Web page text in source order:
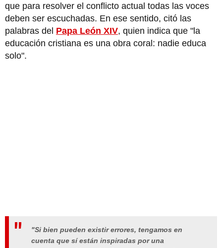
que para resolver el conflicto actual todas las voces
deben ser escuchadas. En ese sentido, citó las
palabras del Papa León XIV, quien indica que "la
educación cristiana es una obra coral: nadie educa
solo".
"Si bien pueden existir errores, tengamos en
cuenta que sí están inspiradas por una